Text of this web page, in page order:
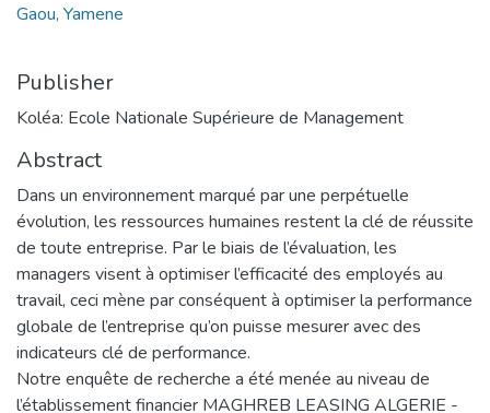
Gaou, Yamene
Publisher
Koléa: Ecole Nationale Supérieure de Management
Abstract
Dans un environnement marqué par une perpétuelle
évolution, les ressources humaines restent la clé de réussite
de toute entreprise. Par le biais de l’évaluation, les
managers visent à optimiser l’efficacité des employés au
travail, ceci mène par conséquent à optimiser la performance
globale de l’entreprise qu’on puisse mesurer avec des
indicateurs clé de performance.
Notre enquête de recherche a été menée au niveau de
l’établissement financier MAGHREB LEASING ALGERIE -